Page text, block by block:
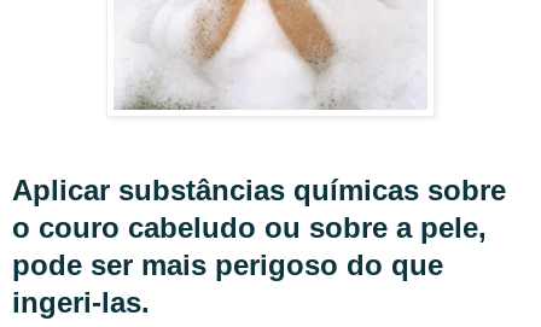
Aplicar substâncias químicas sobre
o couro cabeludo ou sobre a pele,
pode ser mais perigoso do que
ingeri-las.